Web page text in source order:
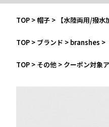
TOP > 帽子 > 【水陸両用/撥
TOP > ブランド > branshes >
TOP > その他 > クーポン対象